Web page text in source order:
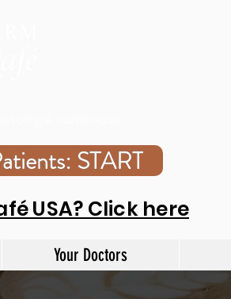
START
USA? Click here
Your Doctors